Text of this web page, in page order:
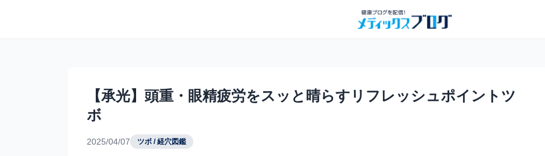
【承光】頭重・眼精疲労をスッと晴らすリフレッシュポイントツ
ボ
2025/04/07 ツボ / 経穴図鑑